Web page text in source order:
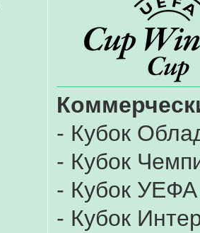
- Кубок
- Кубок
- Кубок УЕФА
- Кубок